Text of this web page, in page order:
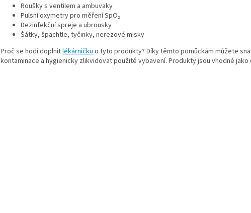
i
s
Roušky s ventilem a ambuvaky
Pulsní oxymetry pro měření SpO₂
Dezinfekční spreje a ubrousky
Šátky, špachtle, tyčinky, nerezové misky
Proč se hodí doplnitlékárničku o tyto produkty? Díky těmto pomůckám můžete
kontaminace a hygienicky zlikvidovat použité vybavení. Produkty jsou vhodné